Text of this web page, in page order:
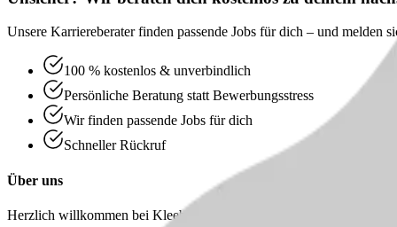
Unsere Karriereberater finden passende Jobs für dich – und melden
100 % kostenlos & unverbindlich
Persönliche Beratung statt Bewerbungsstress
Wir finden passende Jobs für dich
Schneller Rückruf
Über uns
Herzlich willkommen bei Kleeblatt Landkreis Ludwigsburg Ost/ Süd